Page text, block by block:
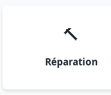
🔨
Réparation